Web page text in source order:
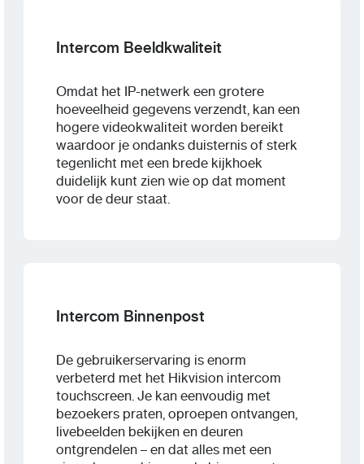
Intercom Beeldkwaliteit
Omdat het IP-netwerk een grotere
hoeveelheid gegevens verzendt, kan een
hogere videokwaliteit worden bereikt
waardoor je ondanks duisternis of sterk
tegenlicht met een brede kijkhoek
duidelijk kunt zien wie op dat moment
voor de deur staat.
Intercom Binnenpost
De gebruikerservaring is enorm
verbeterd met het Hikvision intercom
touchscreen. Je kan eenvoudig met
bezoekers praten, oproepen ontvangen,
livebeelden bekijken en deuren
ontgrendelen – en dat alles met een